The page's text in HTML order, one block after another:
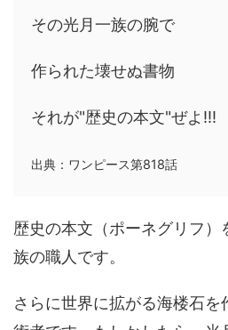
その光月一族の腕で
作られた壊せぬ書物
それが"歴史の本文"ぜよ!!!
出典：ワンピース第818話
歴史の本文（ポーネグリフ）
族の職人です。
さらに世界に拡がる海楼石を